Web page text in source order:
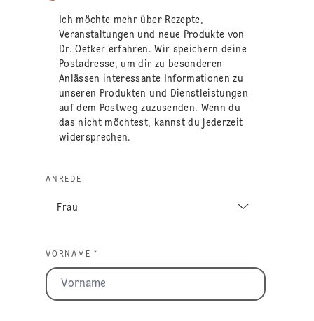
Ich möchte mehr über Rezepte,
Veranstaltungen und neue Produkte von
Dr. Oetker erfahren. Wir speichern deine
Postadresse, um dir zu besonderen
Anlässen interessante Informationen zu
unseren Produkten und Dienstleistungen
auf dem Postweg zuzusenden. Wenn du
das nicht möchtest, kannst du jederzeit
widersprechen.
ANREDE
VORNAME *